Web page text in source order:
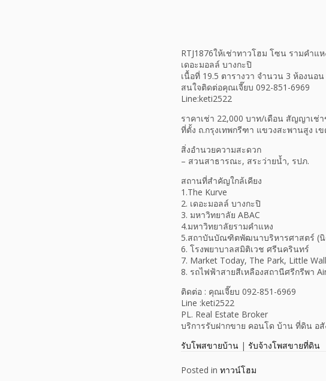
RTJ1876ให้เช่าทาวโฮม โซน รามคำแ
เดอะมอลล์ บางกะปิ
เนื้อที่ 19.5 ตารางวา จำนวน 3 ห้องนอ
สนใจติดต่อคุณเจี๊ยบ 092-851-6969
Line:keti2522
ราคาเช่า 22,000 บาท/เดือน สัญญาเช่
ที่ตั้ง ถ.กรุงเทพกรีฑา แขวงสะพานสูง เ
สิ่งอำนวยความสะดวก
– สวนสาธารณะ, สระว่ายน้ำ, รปภ.
สถานที่สำคัญใกล้เคียง
1.The Kurve
2. เดอะมอลล์ บางกะปิ
3. มหาวิทยาลัย ABAC
4.มหาวิทยาลัยรามคำแหง
5.สถาบันบัณฑิตพัฒนาบริหารศาสตร์ (
6. โรงพยาบาลสมิติเวช ศรีนครินทร์
7. Market Today, The Park, Little
8. รถไฟฟ้าสายสีเหลืองสถานีศรีกรีพา
ติดต่อ : คุณเจี๊ยบ 092-851-6969
Line :keti2522
PL. Real Estate Broker
บริการรับฝากขาย คอนโด บ้าน ที่ดิน อ
รับโพสขายบ้าน | รับจ้างโพสขายที่ดิน
Posted in ทาวน์โฮม